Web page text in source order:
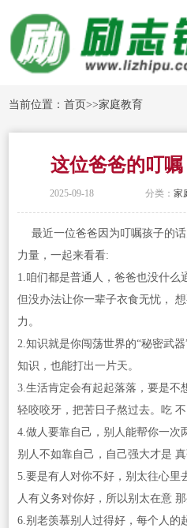
当前位置：首页>>家庭教育
这位爸爸的叮
2025-09-18 分类： 家
最近一位爸爸因为叮嘱孩子的
力量，一起来看看:
1.咱们都是普通人，爸爸也没什么
但没办法让你一辈子衣食无忧，
力。
2.知识就是你闯荡世界的“秘密武
知识，也能打出一片天。
3.生活肯定会有起起落落，要是不
轻咬咬牙，把苦日子熬过去。吃
4.做人要靠自己，别人能帮你一次
别人不如靠自己，自己强大才是 真
5.要是有人对你不好，别太往心里
人有义务对你好，所以别太在意 那
6.别老羡慕别人过得好，每个人的